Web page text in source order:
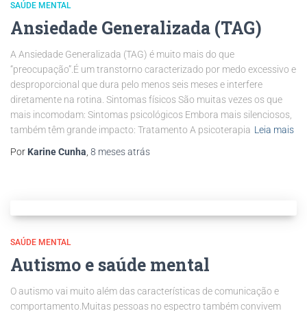
SAÚDE MENTAL
Ansiedade Generalizada (TAG)
A Ansiedade Generalizada (TAG) é muito mais do que
“preocupação”.É um transtorno caracterizado por medo excessivo e
desproporcional que dura pelo menos seis meses e interfere
diretamente na rotina. Sintomas físicos São muitas vezes os que
mais incomodam: Sintomas psicológicos Embora mais silenciosos,
também têm grande impacto: Tratamento A psicoterapia Leia mais
Por Karine Cunha, 8 mesesatrás
SAÚDE MENTAL
Autismo e saúde mental
O autismo vai muito além das características de comunicação e
comportamento.Muitas pessoas no espectro também convivem